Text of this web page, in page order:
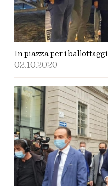
In piazza per i ballottaggi
02.10.2020